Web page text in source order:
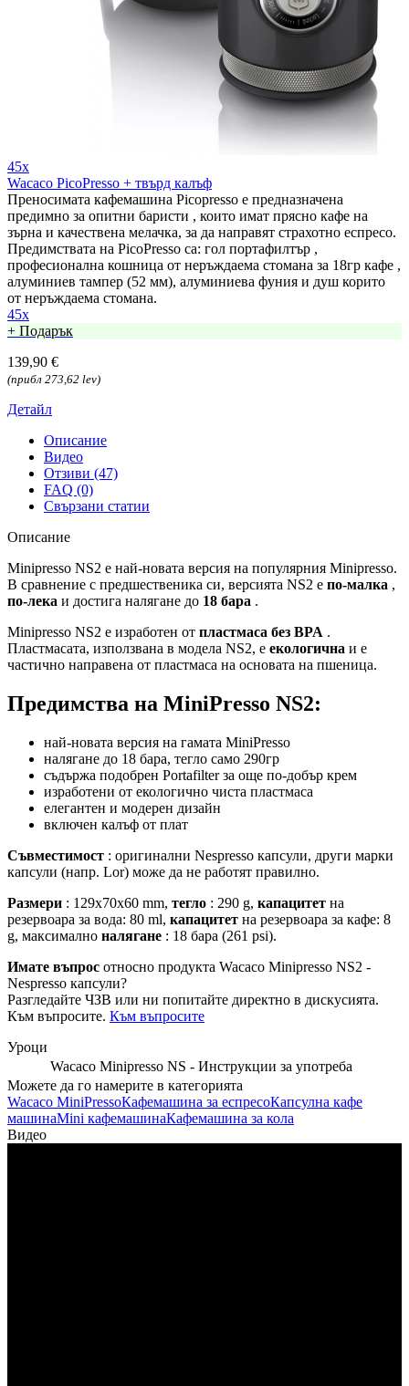
45x
Wacaco PicoPresso + твърд калъф
Преносимата кафемашина Picopresso е предназначена
предимно за опитни баристи , които имат прясно кафе на
зърна и качествена мелачка, за да направят страхотно еспресо.
Предимствата на PicoPresso са: гол портафилтър ,
професионална кошница от неръждаема стомана за 18гр кафе ,
алуминиев тампер (52 мм), алуминиева фуния и душ корито
от неръждаема стомана.
45x
+ Подарък
139,90 €
(прибл 273,62 lev)
Детайл
Описание
Видео
Отзиви (47)
FAQ (0)
Свързани статии
Описание
Minipresso NS2 е най-новата версия на популярния Minipresso.
В сравнение с предшественика си, версията NS2 е по-малка ,
по-лека и достига налягане до 18 бара .
Minipresso NS2 е изработен от пластмаса без BPA .
Пластмасата, използвана в модела NS2, е екологична и е
частично направена от пластмаса на основата на пшеница.
Предимства на MiniPresso NS2:
най-новата версия на гамата MiniPresso
налягане до 18 бара, тегло само 290гр
съдържа подобрен Portafilter за още по-добър крем
изработени от екологично чиста пластмаса
елегантен и модерен дизайн
включен калъф от плат
Съвместимост : оригинални Nespresso капсули, други марки
капсули (напр. Lor) може да не работят правилно.
Размери : 129x70x60 mm, тегло : 290 g, капацитет на
резервоара за вода: 80 ml, капацитет на резервоара за кафе: 8
g, максимално налягане : 18 бара (261 psi).
Имате въпрос относно продукта Wacaco Minipresso NS2 -
Nespresso капсули?
Разгледайте ЧЗВ или ни попитайте директно в дискусията.
Към въпросите. Към въпросите
Уроци
Wacaco Minipresso NS - Инструкции за употреба
Можете да го намерите в категорията
Wacaco MiniPressoКафемашина за еспресоКапсулна кафе
машинаMini кафемашинаКафемашина за кола
Видео